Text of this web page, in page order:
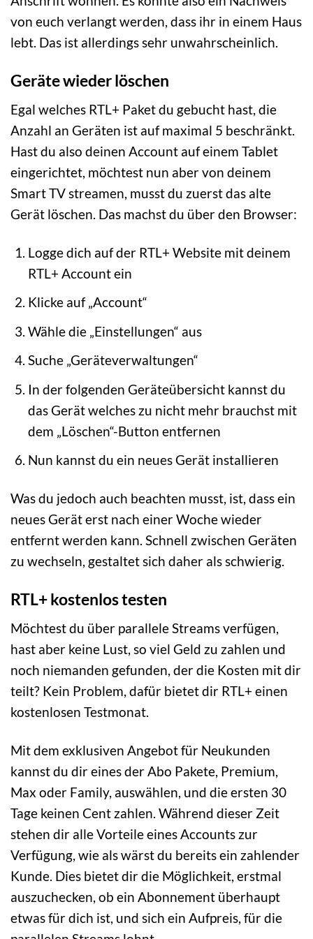
von euch verlangt werden, dass ihr in einem Haus
lebt. Das ist allerdings sehr unwahrscheinlich.
Geräte wieder löschen
Egal welches RTL+ Paket du gebucht hast, die
Anzahl an Geräten ist auf maximal 5 beschränkt.
Hast du also deinen Account auf einem Tablet
eingerichtet, möchtest nun aber von deinem
Smart TV streamen, musst du zuerst das alte
Gerät löschen. Das machst du über den Browser:
Logge dich auf der RTL+ Website mit deinem
RTL+ Account ein
Klicke auf „Account“
Wähle die „Einstellungen“ aus
Suche „Geräteverwaltungen“
In der folgenden Geräteübersicht kannst du
das Gerät welches zu nicht mehr brauchst mit
dem „Löschen“-Button entfernen
Nun kannst du ein neues Gerät installieren
Was du jedoch auch beachten musst, ist, dass ein
neues Gerät erst nach einer Woche wieder
entfernt werden kann. Schnell zwischen Geräten
zu wechseln, gestaltet sich daher als schwierig.
RTL+ kostenlos testen
Möchtest du über parallele Streams verfügen,
hast aber keine Lust, so viel Geld zu zahlen und
noch niemanden gefunden, der die Kosten mit dir
teilt? Kein Problem, dafür bietet dir RTL+ einen
kostenlosen Testmonat.
Mit dem exklusiven Angebot für Neukunden
kannst du dir eines der Abo Pakete, Premium,
Max oder Family, auswählen, und die ersten 30
Tage keinen Cent zahlen. Während dieser Zeit
stehen dir alle Vorteile eines Accounts zur
Verfügung, wie als wärst du bereits ein zahlender
Kunde. Dies bietet dir die Möglichkeit, erstmal
auszuchecken, ob ein Abonnement überhaupt
etwas für dich ist, und sich ein Aufpreis, für die